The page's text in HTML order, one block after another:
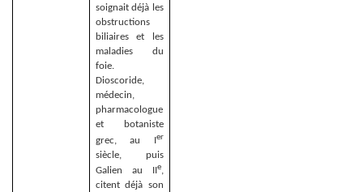
soignait déjà les
obstructions
biliaires et les
maladies du
foie.
Dioscoride,
médecin,
pharmacologue
et botaniste
grec, au Ier
siècle, puis
Galien au II e,
citent déjà son